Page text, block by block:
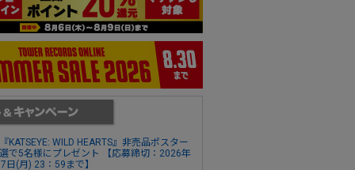
KATSEYE: WILD HEARTS』非売品ポスター
で5名様にプレゼント 【応募締切：2026年
日(月) 23：59まで】